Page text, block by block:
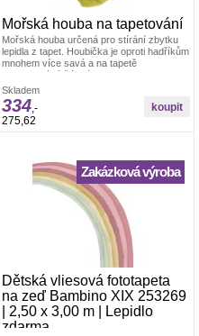
Mořská houba na tapetování
Mořská houba určená pro stírání zbytku
lepidla z tapet. Houbička je oproti hadříkům
mnohem více savá a na tapetě
14 cm
Skladem
334,-
275,62
Dětská vliesová fototapeta
na zeď Bambino XIX 253269
| 2,50 x 3,00 m | Lepidlo
zdarma
Zakázková výroba